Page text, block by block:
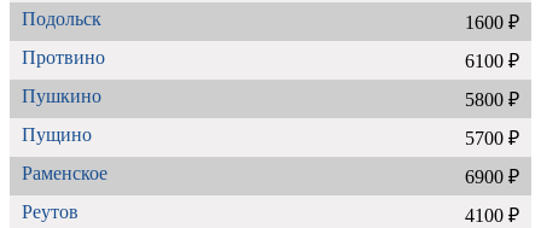
Подольск
1600 ₽
Протвино
6100 ₽
Пушкино
5800 ₽
Пущино
5700 ₽
Раменское
6900 ₽
Реутов
4100 ₽